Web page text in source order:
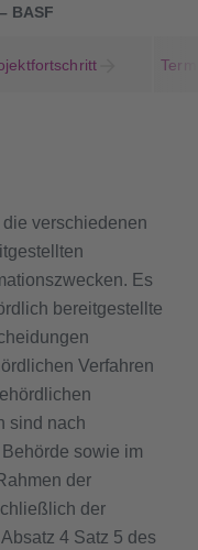
BASF
verschiedenen
Es
bereitgestellte
Verfahren
sind nach
sowie im
der
der
4 Satz 5 des